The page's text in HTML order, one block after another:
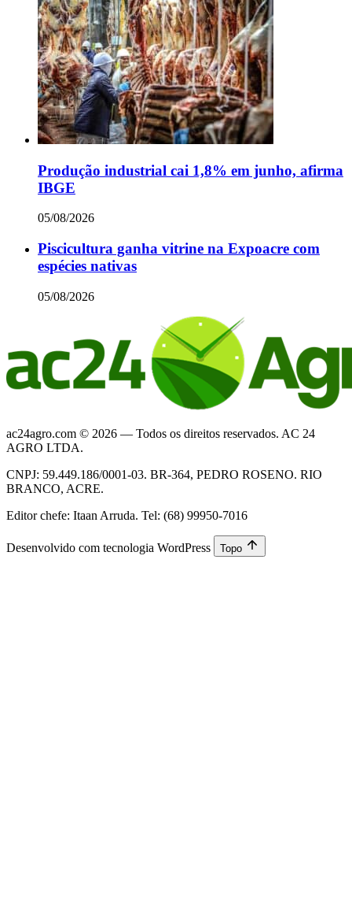
Produção industrial cai 1,8% em junho, afirma
IBGE
05/08/2026
Piscicultura ganha vitrine na Expoacre com
espécies nativas
05/08/2026
ac24agro.com © 2026 — Todos os direitos reservados. AC 24
AGRO LTDA.
CNPJ: 59.449.186/0001-03. BR-364, PEDRO ROSENO. RIO
BRANCO, ACRE.
Editor chefe: Itaan Arruda. Tel: (68) 99950-7016
Desenvolvido com tecnologia WordPress Topo